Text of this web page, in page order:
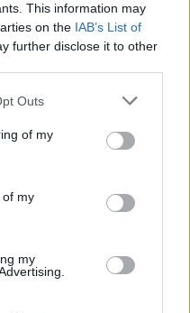
This information may
on the IAB’s List of
further disclose it to other
Outs
of my
of my
my
μεγαλύτερη